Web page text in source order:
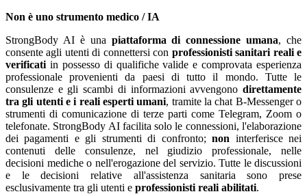
Non è uno strumento medico / IA
StrongBody AI è una piattaforma di connessione umana, che
consente agli utenti di connettersi con professionisti sanitari reali e
verificati in possesso di qualifiche valide e comprovata esperienza
professionale provenienti da paesi di tutto il mondo. Tutte le
consulenze e gli scambi di informazioni avvengono direttamente
tra gli utenti e i reali esperti umani, tramite la chat B-Messenger o
strumenti di comunicazione di terze parti come Telegram, Zoom o
telefonate. StrongBody AI facilita solo le connessioni, l'elaborazione
dei pagamenti e gli strumenti di confronto;non interferisce nei
contenuti delle consulenze, nel giudizio professionale, nelle
decisioni mediche o nell'erogazione del servizio. Tutte le discussioni
e le decisioni relative all'assistenza sanitaria sono prese
esclusivamente tra gli utenti e professionisti reali abilitati.